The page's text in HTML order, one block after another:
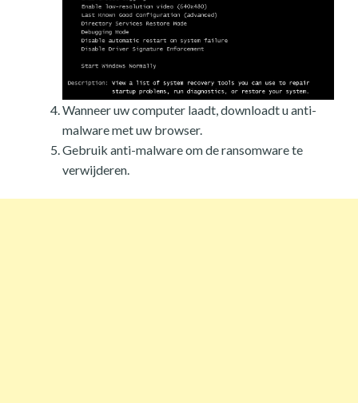
Wanneer uw computer laadt, downloadt u anti-
malware met uw browser.
Gebruik anti-malware om de ransomware te
verwijderen.